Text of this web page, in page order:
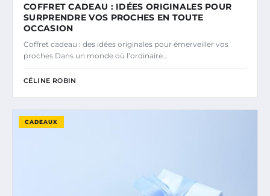
COFFRET CADEAU : IDÉES ORIGINALES POUR
SURPRENDRE VOS PROCHES EN TOUTE
OCCASION
Coffret cadeau : des idées originales pour émerveiller vos
proches Dans un monde où l’ordinaire…
CÉLINE ROBIN
CADEAUX